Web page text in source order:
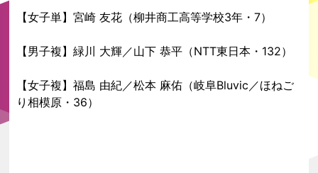
【女子単】宮崎 友花（柳井商工高等学校3年・7）
【男子複】緑川 ⼤輝／⼭下 恭平（NTT東⽇本・132）
【女子複】福島 由紀／松本 麻佑（岐阜Bluvic／ほねご
り相模原・36）